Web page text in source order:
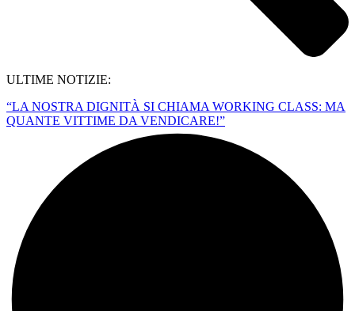
ULTIME NOTIZIE:
“LA NOSTRA DIGNITÀ SI CHIAMA WORKING CLASS: MA
QUANTE VITTIME DA VENDICARE!”